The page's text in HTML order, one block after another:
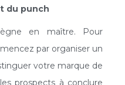
du punch
en maître. Pour
par organiser un
votre marque de
prospects à conclure